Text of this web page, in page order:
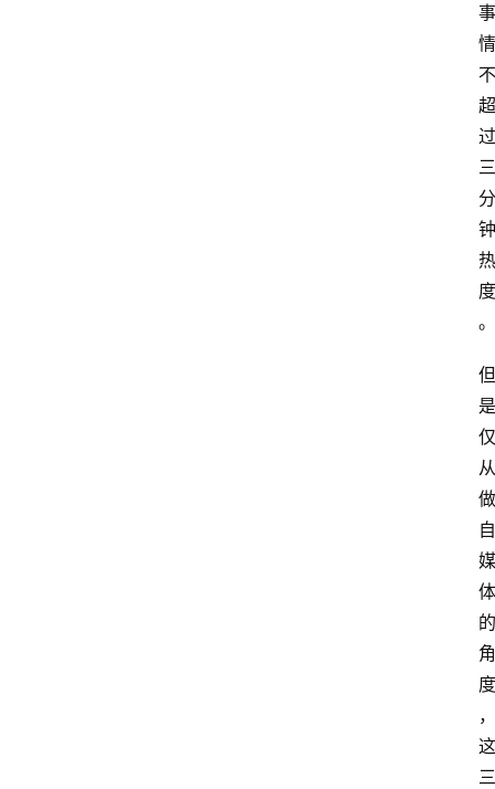
事
情
不
超
过
三
分
钟
热
度
。
但
是
仅
从
做
自
媒
体
的
角
度
，
这
三